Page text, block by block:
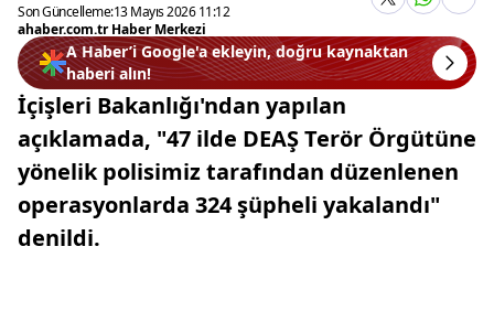
Son Güncelleme:13 Mayıs 2026 11:12
ahaber.com.tr Haber Merkezi
A Haber’i Google'a ekleyin, doğru kaynaktan
haberi alın!
İçişleri Bakanlığı'ndan yapılan
açıklamada, "47 ilde DEAŞ Terör Örgütüne
yönelik polisimiz tarafından düzenlenen
operasyonlarda 324 şüpheli yakalandı"
denildi.